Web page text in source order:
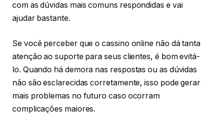
com as dúvidas mais comuns respondidas e vai
ajudar bastante.
Se você perceber que o cassino online não dá tanta
atenção ao suporte para seus clientes, é bom evitá-
lo. Quando há demora nas respostas ou as dúvidas
não são esclarecidas corretamente, isso pode gerar
mais problemas no futuro caso ocorram
complicações maiores.